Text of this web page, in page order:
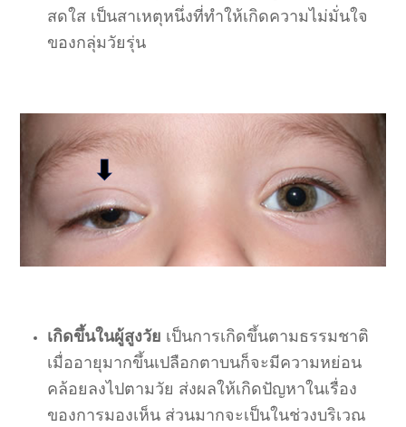
สดใส เป็นสาเหตุหนึ่งที่ทำให้เกิดความไม่มั่นใจ
ของกลุ่มวัยรุ่น
เกิดขึ้นในผู้สูงวัย เป็นการเกิดขึ้นตามธรรมชาติ
เมื่ออายุมากขึ้นเปลือกตาบนก็จะมีความหย่อน
คล้อยลงไปตามวัย ส่งผลให้เกิดปัญหาในเรื่อง
ของการมองเห็น ส่วนมากจะเป็นในช่วงบริเวณ